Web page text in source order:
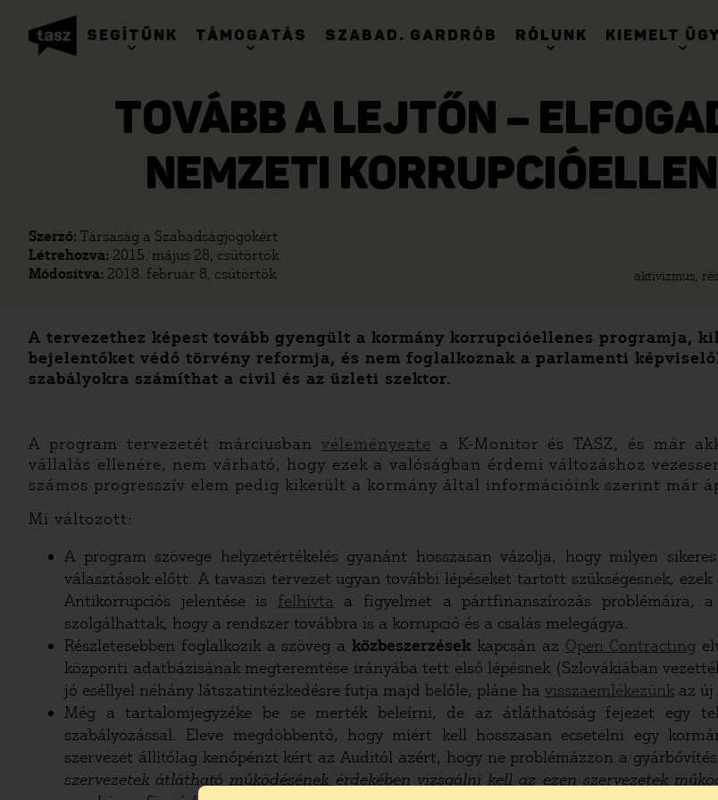
SEGÍTÜNK TÁMOGATÁS SZABAD. GARDRÓB RÓLUNK KIEMELT
TOVÁBB A LEJTŐN –
NEMZETI
Szerző: Társaság a Szabadságjogokért
Létrehozva: 2015. május 28, csütörtök
Módosítva: 2018. február 8, csütörtök aktivizmus,
A tervezethez képest tovább gyengült a kormány korrupcióellenes programja,
bejelentőket védő törvény reformja, és nem foglalkoznak a parlamenti
szabályokra számíthat a civil és az üzleti szektor.
A program tervezetét márciusban véleményezte a K-Monitor és TASZ, és már
vállalás ellenére, nem várható, hogy ezek a valóságban érdemi változáshoz
számos progresszív elem pedig kikerült a kormány által információink szerint már
Mi változott:
A program szövege helyzetértékelés gyanánt hosszasan vázolja, hogy milyen
választások előtt. A tavaszi tervezet ugyan további lépéseket tartott szükségesnek,
Antikorrupciós jelentése is felhívta a figyelmet a pártfinanszírozás problémáira,
szolgálhattak, hogy a rendszer továbbra is a korrupció és a csalás melegágya.
Részletesebben foglalkozik a szöveg aközbeszerzésekkapcsán az Open Contracting
központi adatbázisának megteremtése irányába tett első lépésnek (Szlovákiában
jó eséllyel néhány látszatintézkedésre futja majd belőle, pláne ha visszaemlékezünkaz új
Még a tartalomjegyzéke be se merték beleírni, de az átláthatóság fejezet egy
szabályozással. Eleve megdöbbentő, hogy miért kell hosszasan ecsetelni egy
szervezet állítólag kenőpénzt kért az Auditól azért, hogy ne problémázzon a
szervezetek átlátható működésének érdekében vizsgálni kell az ezen szervezetek